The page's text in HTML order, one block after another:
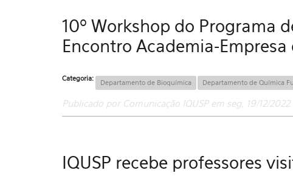
10º Workshop do Programa
Encontro Academia-Empresa
Categoria: Departamento de Bioquímica Departamento de Química
Publicado por Comunicação IQUSP em seg, 19/12/2022
IQUSP recebe professores